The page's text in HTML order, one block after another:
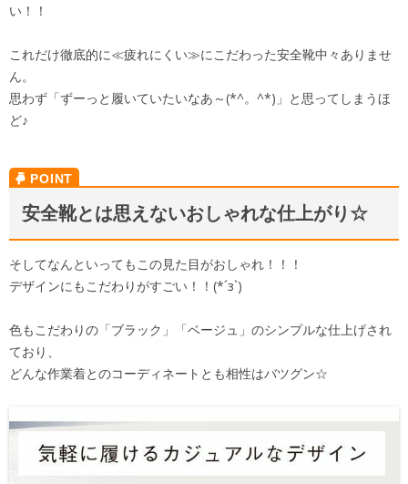
い！！
これだけ徹底的に≪疲れにくい≫にこだわった安全靴中々ありませ
ん。
思わず「ずーっと履いていたいなあ～(*^。^*)」と思ってしまうほ
ど♪
安全靴とは思えないおしゃれな仕上がり☆
そしてなんといってもこの見た目がおしゃれ！！！
デザインにもこだわりがすごい！！(*´з`)
色もこだわりの「ブラック」「ベージュ」のシンプルな仕上げされ
ており、
どんな作業着とのコーディネートとも相性はバツグン☆